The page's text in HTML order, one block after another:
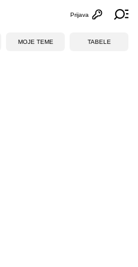
Otvori
Prijava
MOJE TEME TABELE